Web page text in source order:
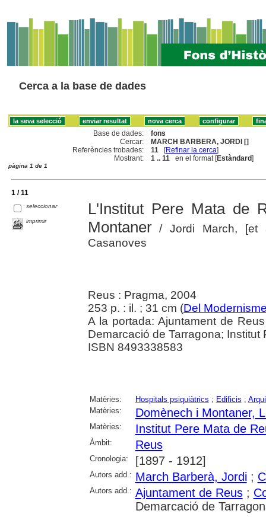
Cerca a la base de dades
Base de dades:
fons
Cercar:
MARCH BARBERA, JORDI []
Referències trobades:
11 [Refinar la cerca]
Mostrant:
1 .. 11 en el format [Estàndard]
pàgina 1 de 1
1 / 11
seleccionar
imprimir
L'Institut Pere Mata de
Montaner/ Jordi March, [et
Casanoves
Reus : Pragma, 2004
253 p. : il. ; 31 cm (Del
A la portada: Ajuntament de
Demarcació de Tarragona; Institut
ISBN 8493338583
Matèries: Hospitals psiquiàtrics ; Edificis ;
Matèries:
Domènech i Montaner,
Matèries: Institut Pere Mata de
Àmbit: Reus
Cronologia: [1897 - 1912]
Autors add.: March Barberà, Jordi;
Autors add.: Ajuntament de Reus;
Demarcació de